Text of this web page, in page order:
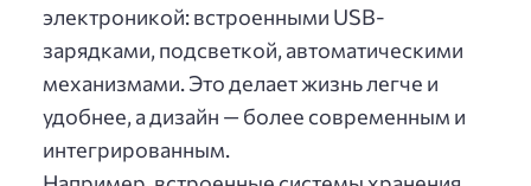
электроникой: встроенными USB-
зарядками, подсветкой, автоматическими
механизмами. Это делает жизнь легче и
удобнее, а дизайн — более современным и
интегрированным.